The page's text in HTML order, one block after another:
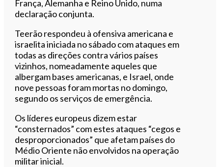
França, Alemanha e Reino Unido, numa
declaração conjunta.
Teerão respondeu à ofensiva americana e
israelita iniciada no sábado com ataques em
todas as direções contra vários países
vizinhos, nomeadamente aqueles que
albergam bases americanas, e Israel, onde
nove pessoas foram mortas no domingo,
segundo os serviços de emergência.
Os líderes europeus dizem estar
“consternados” com estes ataques “cegos e
desproporcionados” que afetam países do
Médio Oriente não envolvidos na operação
militar inicial.